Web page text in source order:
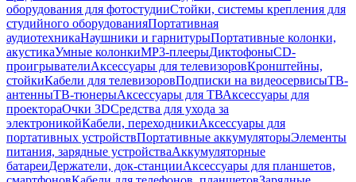
оборудования для фотостудииСтойки, системы крепления для
студийного оборудованияПортативная
аудиотехникаНаушники и гарнитурыПортативные колонки,
акустикаУмные колонкиMP3-плеерыДиктофоныCD-
проигрывателиАксессуары для телевизоровКронштейны,
стойкиКабели для телевизоровПодписки на видеосервисыТВ-
антенныТВ-тюнерыАксессуары для ТВАксессуары для
проектораОчки 3DСредства для ухода за
электроникойКабели, переходникиАксессуары для
портативных устройствПортативные аккумуляторыЭлементы
питания, зарядные устройстваАккумуляторные
батареиДержатели, док-станцииАксессуары для планшетов,